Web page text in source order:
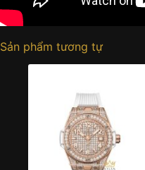
Sản phẩm tương tự